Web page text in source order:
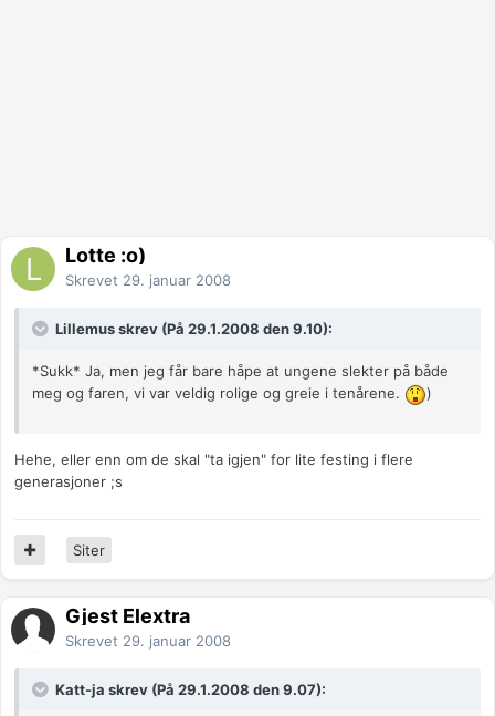
Lotte :o)
Skrevet 29. januar 2008
Lillemus skrev (På 29.1.2008 den 9.10):
*Sukk* Ja, men jeg får bare håpe at ungene slekter på både
meg og faren, vi var veldig rolige og greie i tenårene.
)
Hehe, eller enn om de skal "ta igjen" for lite festing i flere
generasjoner ;s
Siter
Gjest Elextra
Skrevet 29. januar 2008
Katt-ja skrev (På 29.1.2008 den 9.07):